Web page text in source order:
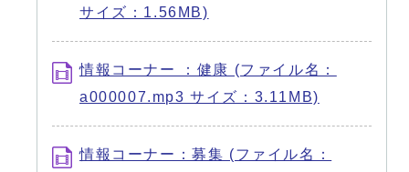
サイズ：1.56MB)
情報コーナー ：健康 (ファイル名：
a000007.mp3 サイズ：3.11MB)
情報コーナー：募集 (ファイル名：